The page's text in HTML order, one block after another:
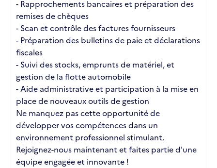
- Rapprochements bancaires et préparation des
remises de chèques
- Scan et contrôle des factures fournisseurs
- Préparation des bulletins de paie et déclarations
fiscales
- Suivi des stocks, emprunts de matériel, et
gestion de la flotte automobile
- Aide administrative et participation à la mise en
place de nouveaux outils de gestion
Ne manquez pas cette opportunité de
développer vos compétences dans un
environnement professionnel stimulant.
Rejoignez-nous maintenant et faites partie d'une
équipe engagée et innovante !